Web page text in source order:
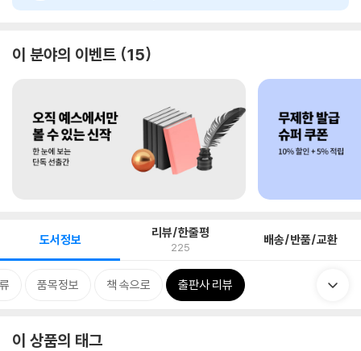
이 분야의 이벤트 15
도서정보 리뷰/한줄평
225 배송/반품/교환
품목정보 책 속으로 출판사 리뷰
이 상품의 태그